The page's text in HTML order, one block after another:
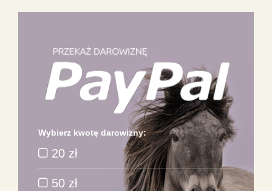
Wybierz kwotę darowizny:
20 zł
50 zł